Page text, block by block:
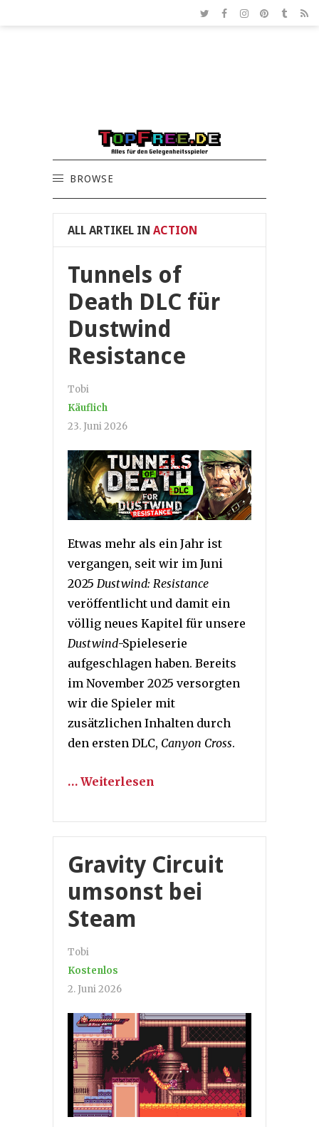
BROWSE
ALL ARTIKEL IN ACTION
Tunnels of
Death DLC für
Dustwind
Resistance
Tobi
Käuflich
23. Juni 2026
Etwas mehr als ein Jahr ist
vergangen, seit wir im Juni
2025 Dustwind: Resistance
veröffentlicht und damit ein
völlig neues Kapitel für unsere
Dustwind-Spieleserie
aufgeschlagen haben. Bereits
im November 2025 versorgten
wir die Spieler mit
zusätzlichen Inhalten durch
den ersten DLC, Canyon Cross.
… Weiterlesen
Gravity Circuit
umsonst bei
Steam
Tobi
Kostenlos
2. Juni 2026